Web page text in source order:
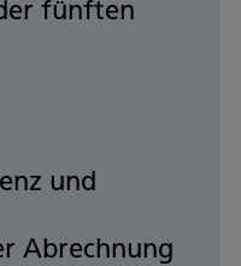
fünften
und
Abrechnung